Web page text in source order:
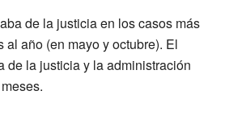
de la justicia en los casos más
al año (en mayo y octubre). El
de la justicia y la administración